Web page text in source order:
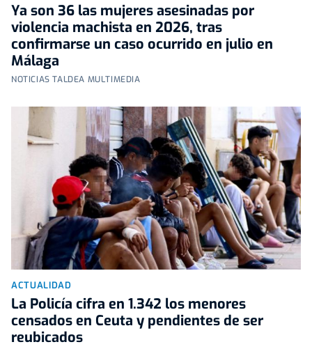
Ya son 36 las mujeres asesinadas por
violencia machista en 2026, tras
confirmarse un caso ocurrido en julio en
Málaga
NOTICIAS TALDEA MULTIMEDIA
ACTUALIDAD
La Policía cifra en 1.342 los menores
censados en Ceuta y pendientes de ser
reubicados